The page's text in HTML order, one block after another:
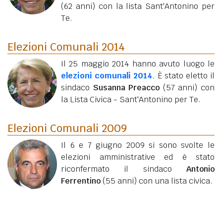
(62 anni) con la lista Sant'Antonino per
Te.
Elezioni Comunali 2014
Il 25 maggio 2014 hanno avuto luogo le
elezioni comunali 2014. È stato eletto il
sindaco Susanna Preacco (57 anni) con
la Lista Civica - Sant'Antonino per Te.
Elezioni Comunali 2009
Il 6 e 7 giugno 2009 si sono svolte le
elezioni amministrative ed è stato
riconfermato il sindaco Antonio
Ferrentino(55 anni) con una lista civica.